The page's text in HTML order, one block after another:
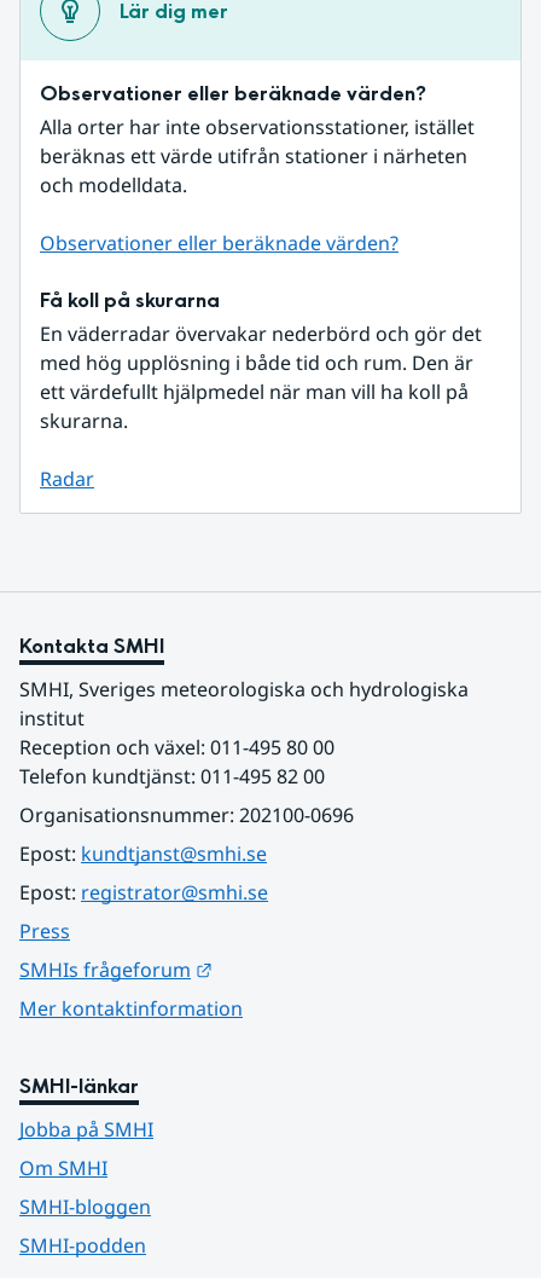
Lär dig mer
Observationer eller beräknade värden?
Alla orter har inte observationsstationer, istället
beräknas ett värde utifrån stationer i närheten
och modelldata.
Observationer eller beräknade värden?
Få koll på skurarna
En väderradar övervakar nederbörd och gör det
med hög upplösning i både tid och rum. Den är
ett värdefullt hjälpmedel när man vill ha koll på
skurarna.
Radar
Kontakta SMHI
SMHI, Sveriges meteorologiska och hydrologiska
institut
Reception och växel: 011-495 80 00
Telefon kundtjänst: 011-495 82 00
Organisationsnummer: 202100-0696
Epost: kundtjanst@smhi.se
Epost: registrator@smhi.se
Press
SMHIs frågeforum
Mer kontaktinformation
SMHI-länkar
Jobba på SMHI
Om SMHI
SMHI-bloggen
SMHI-podden